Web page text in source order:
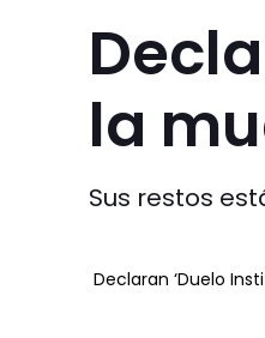
la
Sus restos
Declaran ‘Duelo